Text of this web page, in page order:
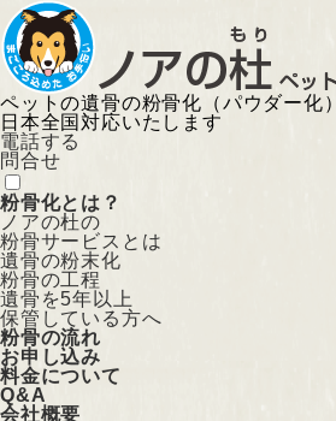
ペットの遺骨の粉骨化（パウダー化）
日本全国対応いたします
電話する
問合せ
粉骨化とは？
ノアの杜の
粉骨サービスとは
遺骨の粉末化
粉骨の工程
遺骨を5年以上
保管している方へ
粉骨の流れ
お申し込み
料金について
Q&A
会社概要